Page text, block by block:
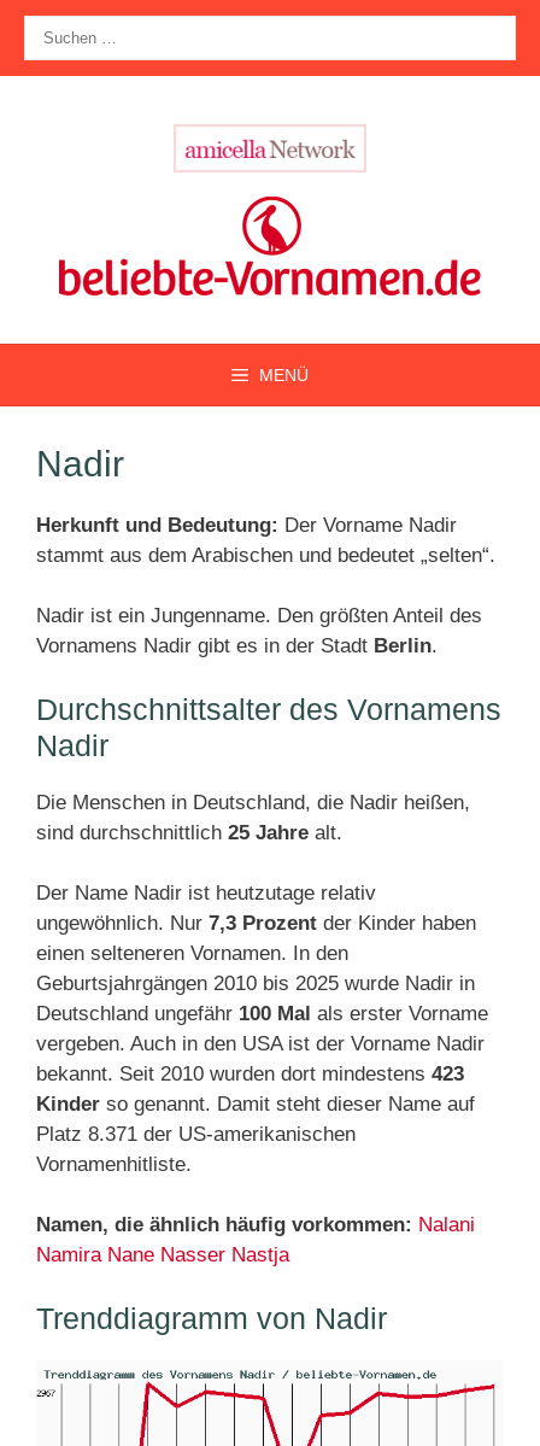
Zum
Inhalt
springen
nach:
MENÜ
Nadir
Herkunft und Bedeutung: Der Vorname Nadir
stammt aus dem Arabischen und bedeutet „selten“.
Nadir ist ein Jungenname. Den größten Anteil des
Vornamens Nadir gibt es in der Stadt Berlin.
Durchschnittsalter des Vornamens
Nadir
Die Menschen in Deutschland, die Nadir heißen,
sind durchschnittlich 25 Jahre alt.
Der Name Nadir ist heutzutage relativ
ungewöhnlich. Nur 7,3 Prozent der Kinder haben
einen selteneren Vornamen. In den
Geburtsjahrgängen 2010 bis 2025 wurde Nadir in
Deutschland ungefähr 100 Mal als erster Vorname
vergeben. Auch in den USA ist der Vorname Nadir
bekannt. Seit 2010 wurden dort mindestens 423
Kinder so genannt. Damit steht dieser Name auf
Platz 8.371 der US-amerikanischen
Vornamenhitliste.
Namen, die ähnlich häufig vorkommen: Nalani
Namira Nane Nasser Nastja
Trenddiagramm von Nadir